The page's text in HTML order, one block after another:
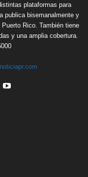
plataformas para
publica bisemanalmente y
Rico. También tiene
y una amplia cobertura.